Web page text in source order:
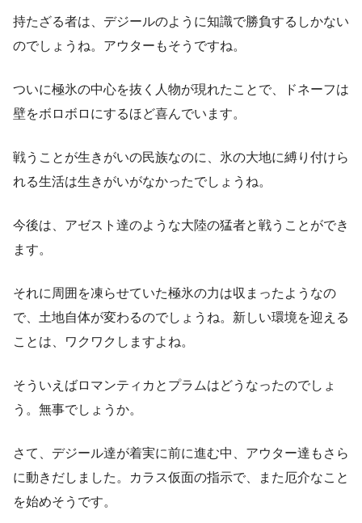
持たざる者は、デジールのように知識で勝負するしかない
のでしょうね。アウターもそうですね。
ついに極氷の中心を抜く人物が現れたことで、ドネーフは
壁をボロボロにするほど喜んでいます。
戦うことが生きがいの民族なのに、氷の大地に縛り付けら
れる生活は生きがいがなかったでしょうね。
今後は、アゼスト達のような大陸の猛者と戦うことができ
ます。
それに周囲を凍らせていた極氷の力は収まったようなの
で、土地自体が変わるのでしょうね。新しい環境を迎える
ことは、ワクワクしますよね。
そういえばロマンティカとプラムはどうなったのでしょ
う。無事でしょうか。
さて、デジール達が着実に前に進む中、アウター達もさら
に動きだしました。カラス仮面の指示で、また厄介なこと
を始めそうです。